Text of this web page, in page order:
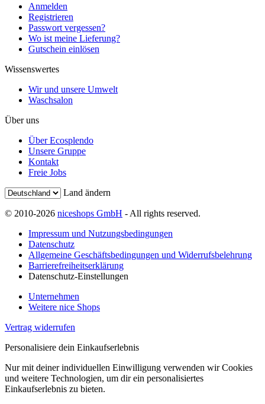
Anmelden
Registrieren
Passwort vergessen?
Wo ist meine Lieferung?
Gutschein einlösen
Wissenswertes
Wir und unsere Umwelt
Waschsalon
Über uns
Über Ecosplendo
Unsere Gruppe
Kontakt
Freie Jobs
Land ändern
© 2010-2026 niceshops GmbH - All rights reserved.
Impressum und Nutzungsbedingungen
Datenschutz
Allgemeine Geschäftsbedingungen und Widerrufsbelehrung
Barrierefreiheitserklärung
Datenschutz-Einstellungen
Unternehmen
Weitere nice Shops
Vertrag widerrufen
Personalisiere dein Einkaufserlebnis
Nur mit deiner individuellen Einwilligung verwenden wir Cookies
und weitere Technologien, um dir ein personalisiertes
Einkaufserlebnis zu bieten.